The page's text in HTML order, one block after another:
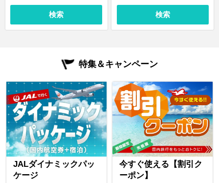
検索 検索
特集＆キャンペーン
JALダイナミックパッ
ケージ
今すぐ使える【割引ク
ーポン】